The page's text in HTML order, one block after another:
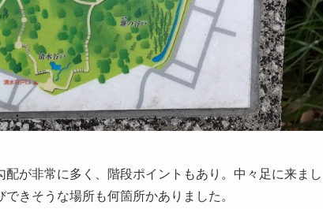
が非常に多く、階段ポイントもあり。中々足に来まし
きそうな場所も何箇所かありました。